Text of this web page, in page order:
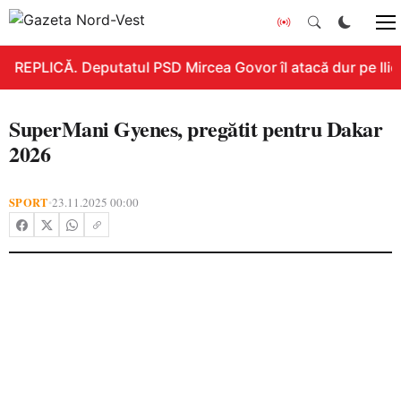
REPLICĂ. Deputatul PSD Mircea Govor îl atacă dur pe
SuperMani Gyenes, pregătit pentru Dakar
2026
SPORT•23.11.2025 00:00